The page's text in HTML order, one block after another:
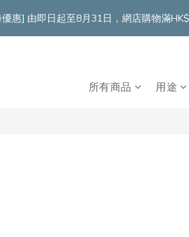
惠] 由即日起至8月31日，網店購物滿
所有商品 用途